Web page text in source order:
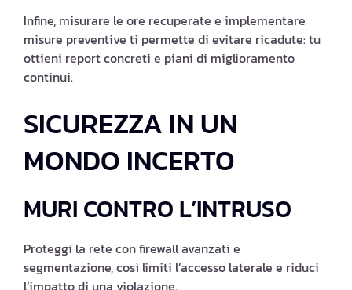
Infine, misurare le ore recuperate e implementare
misure preventive ti permette di evitare ricadute: tu
ottieni report concreti e piani di miglioramento
continui.
SICUREZZA IN UN
MONDO INCERTO
MURI CONTRO L’INTRUSO
Proteggi la rete con firewall avanzati e
segmentazione, così limiti l’accesso laterale e riduci